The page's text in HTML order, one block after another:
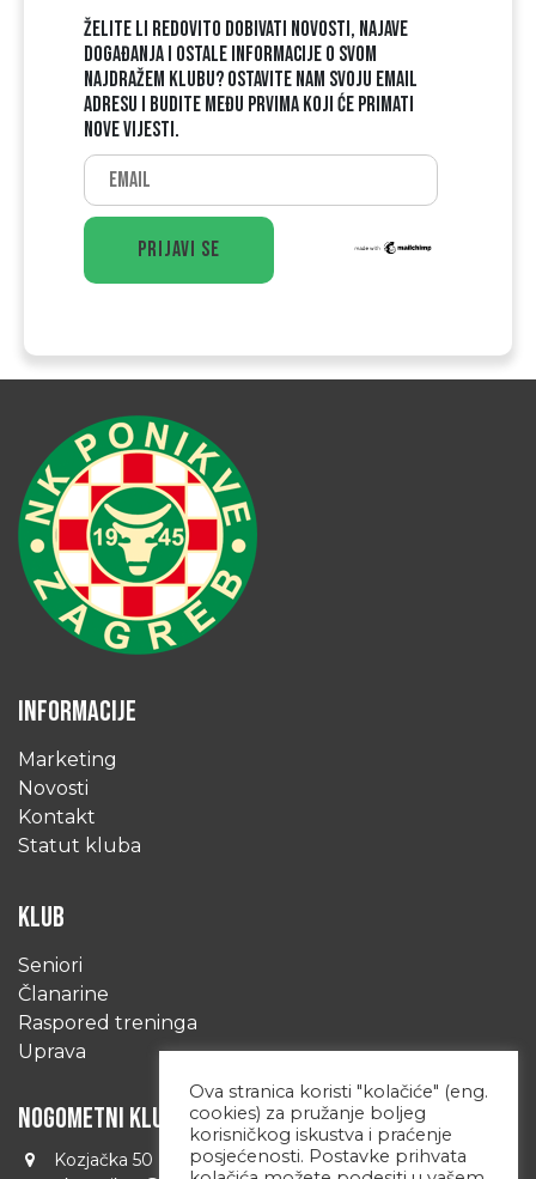
ŽELITE LI REDOVITO DOBIVATI NOVOSTI, NAJAVE
DOGAĐANJA I OSTALE INFORMACIJE O SVOM
NAJDRAŽEM KLUBU? OSTAVITE NAM SVOJU EMAIL
ADRESU I BUDITE MEĐU PRVIMA KOJI ĆE PRIMATI
NOVE VIJESTI.
INFORMACIJE
Marketing
Novosti
Kontakt
Statut kluba
KLUB
Seniori
Članarine
Raspored treninga
Uprava
NOGOMETNI KLUB PONIKVE
Kozjačka 50 Zagreb 10090 Hrvatska
Ova stranica koristi "kolačiće" (eng.
cookies) za pružanje boljeg
korisničkog iskustva i praćenje
posjećenosti. Postavke prihvata